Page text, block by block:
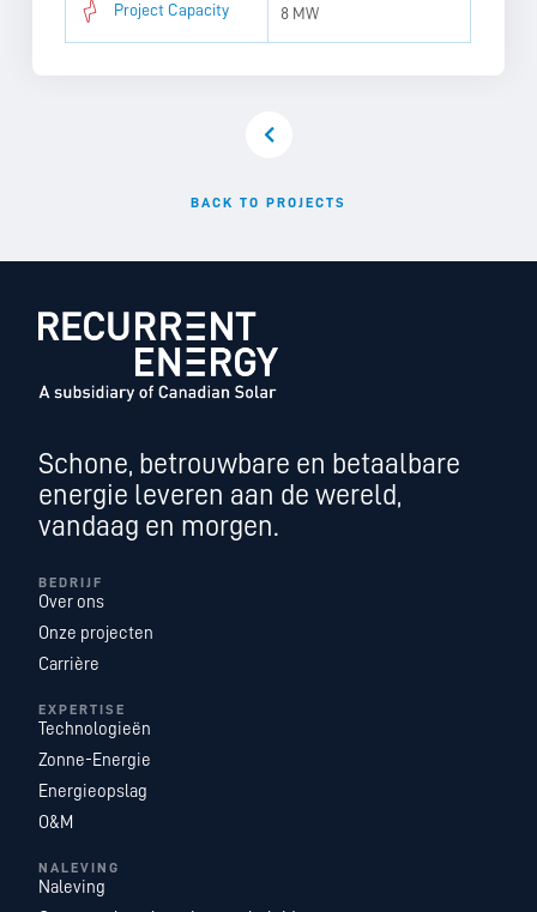
Project Capacity 8 MW
BACK TO PROJECTS
Schone, betrouwbare en betaalbare
energie leveren aan de wereld,
vandaag en morgen.
BEDRIJF
Over ons
Onze projecten
Carrière
EXPERTISE
Technologieën
Zonne-Energie
Energieopslag
O&M
NALEVING
Naleving